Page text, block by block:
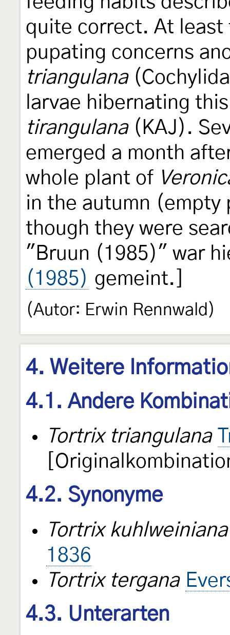
quite correct. At least
pupating concerns
triangulana
larvae hibernating
tirangulana(KAJ).
emerged a month
whole plant of
in the autumn (empty
though they were
"Bruun (1985)" war
(1985) gemeint.]
(Autor: Erwin Rennwald)
4. Weitere
4.1. Andere
Tortrix triangulana
4.2. Synonyme
Tortrix kuhlweiniana
1836
Tortrix tergana
4.3. Unterarten